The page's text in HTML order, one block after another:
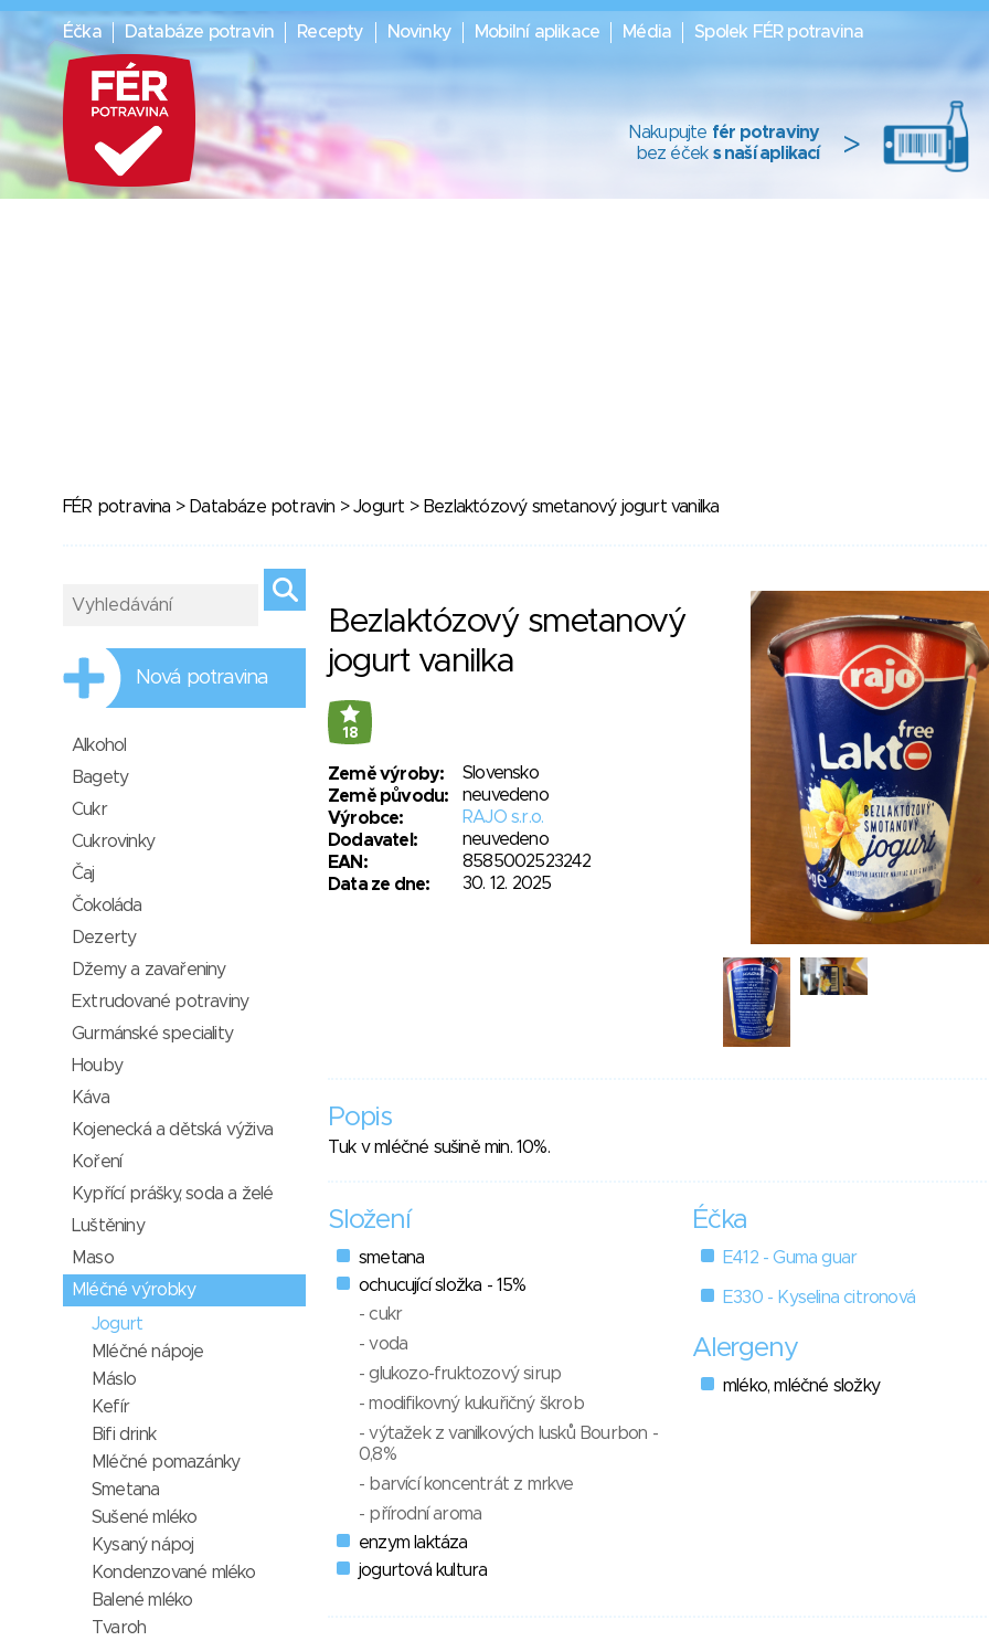
Éčka Databáze potravin Recepty Novinky Mobilní aplikace Média Spolek FÉR potravina
Nakupujte fér potraviny
bez éček s naší aplikací >
FÉR potravina > Databáze potravin >Jogurt > Bezlaktózový smetanový jogurt vanilka
Bezlaktózový smetanový
jogurt vanilka
18
Země výroby:
Slovensko
Země původu:
neuvedeno
Výrobce:
RAJO s.r.o.
Dodavatel:
neuvedeno
EAN:
8585002523242
Data ze dne:
30. 12. 2025
Popis
Tuk v mléčné sušině min. 10%.
Složení
smetana
ochucující složka - 15%
- cukr
- voda
- glukozo-fruktozový sirup
- modifikovný kukuřičný škrob
- výtažek z vanilkových lusků Bourbon -
0,8%
- barvící koncentrát z mrkve
- přírodní aroma
enzym laktáza
jogurtová kultura
Éčka
E412 - Guma guar
E330 - Kyselina citronová
Alergeny
mléko, mléčné složky
Nová potravina
Alkohol
Bagety
Cukr
Cukrovinky
Čaj
Čokoláda
Dezerty
Džemy a zavařeniny
Extrudované potraviny
Gurmánské speciality
Houby
Káva
Kojenecká a dětská výživa
Koření
Kypřící prášky, soda a želé
Luštěniny
Maso
Mléčné výrobky
Jogurt
Mléčné nápoje
Máslo
Kefír
Bifi drink
Mléčné pomazánky
Smetana
Sušené mléko
Kysaný nápoj
Kondenzované mléko
Balené mléko
Tvaroh